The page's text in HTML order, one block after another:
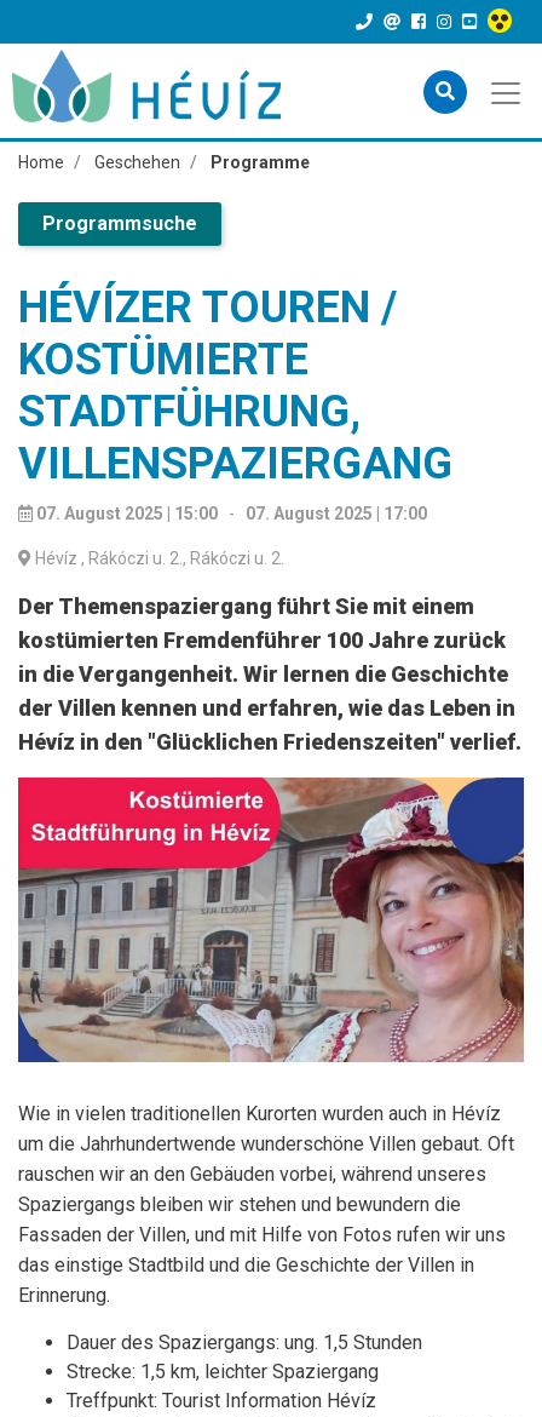
Home Geschehen Programme
Programmsuche
HÉVÍZER TOUREN /
KOSTÜMIERTE
STADTFÜHRUNG,
VILLENSPAZIERGANG
07. August 2025 | 15:00 - 07. August 2025 | 17:00
Hévíz , Rákóczi u. 2., Rákóczi u. 2.
Der Themenspaziergang führt Sie mit einem
kostümierten Fremdenführer 100 Jahre zurück
in die Vergangenheit. Wir lernen die Geschichte
der Villen kennen und erfahren, wie das Leben in
Hévíz in den "Glücklichen Friedenszeiten" verlief.
Wie in vielen traditionellen Kurorten wurden auch in Hévíz
um die Jahrhundertwende wunderschöne Villen gebaut. Oft
rauschen wir an den Gebäuden vorbei, während unseres
Spaziergangs bleiben wir stehen und bewundern die
Fassaden der Villen, und mit Hilfe von Fotos rufen wir uns
das einstige Stadtbild und die Geschichte der Villen in
Erinnerung.
Dauer des Spaziergangs: ung. 1,5 Stunden
Strecke: 1,5 km, leichter Spaziergang
Treffpunkt: Tourist Information Hévíz